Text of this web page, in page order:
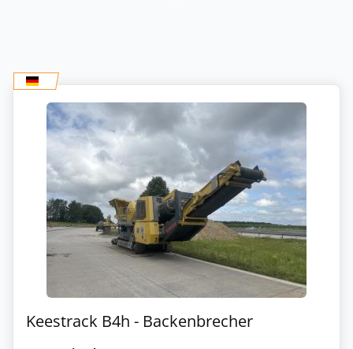
Keestrack B4h - Backenbrecher